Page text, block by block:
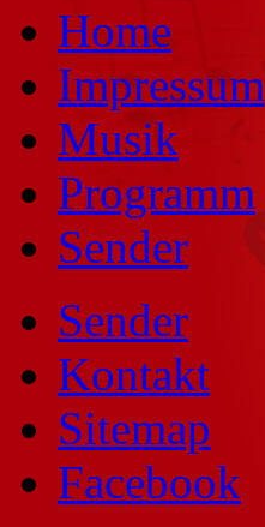
Home
Impressum
Musik
Programm
Sender
Sender
Kontakt
Sitemap
Facebook